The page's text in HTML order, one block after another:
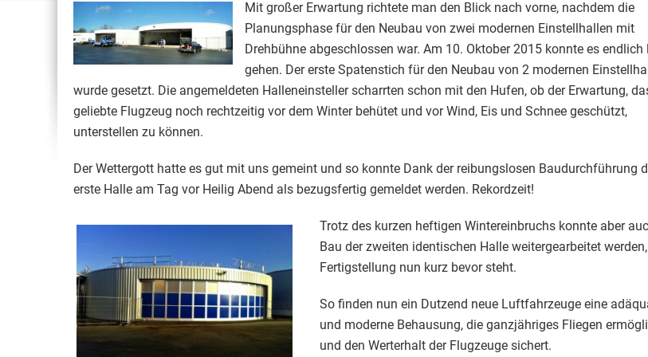
Mit großer Erwartung richtete man den Blick nach vorne, nachdem die
Planungsphase für den Neubau von zwei modernen Einstellhallen mit
Drehbühne abgeschlossen war. Am 10. Oktober 2015 konnte es endlich
gehen. Der erste Spatenstich für den Neubau von 2 modernen
wurde gesetzt. Die angemeldeten Halleneinsteller scharrten schon mit den Hufen, ob der Erwartung,
geliebte Flugzeug noch rechtzeitig vor dem Winter behütet und vor Wind, Eis und Schnee geschützt,
unterstellen zu können.
Der Wettergott hatte es gut mit uns gemeint und so konnte Dank der reibungslosen Baudurchführung
erste Halle am Tag vor Heilig Abend als bezugsfertig gemeldet werden. Rekordzeit!
Trotz des kurzen heftigen Wintereinbruchs konnte aber
Bau der zweiten identischen Halle weitergearbeitet
Fertigstellung nun kurz bevor steht.
So finden nun ein Dutzend neue Luftfahrzeuge eine
und moderne Behausung, die ganzjähriges Fliegen
und den Werterhalt der Flugzeuge sichert.